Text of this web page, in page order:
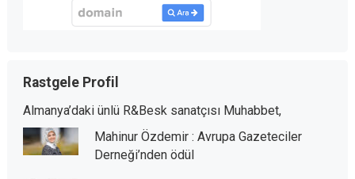
Rastgele Profil
Almanya’daki ünlü R&Besk sanatçısı Muhabbet,
Mahinur Özdemir : Avrupa Gazeteciler
Derneği’nden ödül